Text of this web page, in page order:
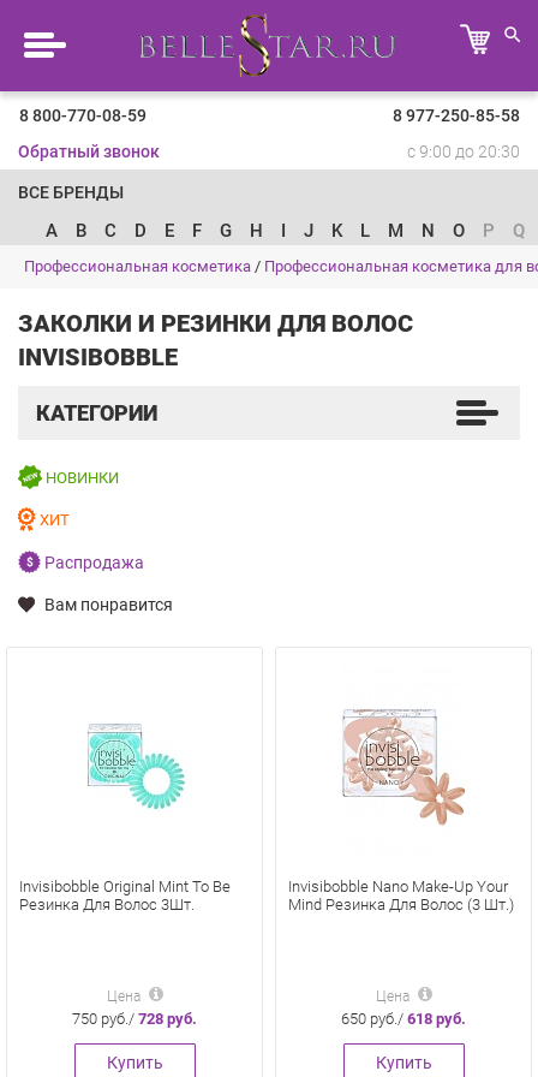
8 800-770-08-59
8 977-250-85-58
Обратный звонок
с 9:00 до 20:30
ВСЕ БРЕНДЫ
A B C D E F G H I J K L M N O P Q
Профессиональная косметика / Профессиональная косметика для
ЗАКОЛКИ И РЕЗИНКИ ДЛЯ ВОЛОС
INVISIBOBBLE
КАТЕГОРИИ
НОВИНКИ
ХИТ
Распродажа
Вам понравится
Invisibobble Original Mint To Be
Резинка Для Волос 3Шт.
Цена
750 руб./ 728 руб.
Купить
Invisibobble Nano Make-Up Your
Mind Резинка Для Волос (3 Шт.)
Цена
650 руб./ 618 руб.
Купить